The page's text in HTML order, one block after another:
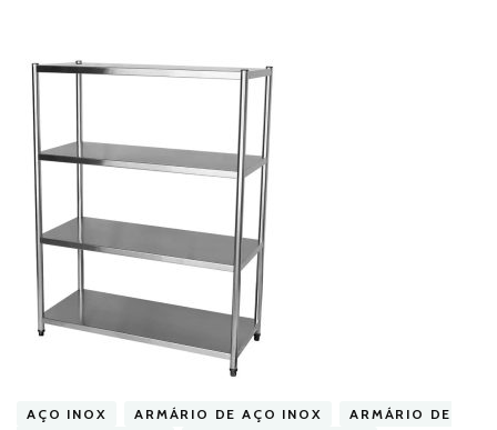
AÇO INOX ARMÁRIO DE AÇO INOX
ARMÁRIO DE